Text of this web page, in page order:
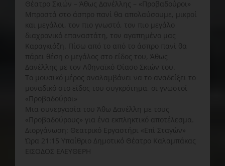
Θέατρο Σκιών – Άθως Δανέλλης – «Προβαδούροι»
Μπροστά στο άσπρο πανί θα απολαύσουμε, μικροί
και μεγάλοι, τον πιο γνωστό, τον πιο μεγάλο
διαχρονικό επαναστάτη, τον αγαπημένο μας
Καραγκιόζη. Πίσω από το από το άσπρο πανί θα
πάρει θέση ο μεγάλος στο είδος του, Άθως
Δανέλλης με τον Αθηναϊκό Θίασο Σκιών του.
Το μουσικό μέρος αναλαμβάνει να το αναδείξει το
μοναδικό στο είδος του συγκρότημα, οι γνωστοί
«Προβαδούροι»
Μια συνεργασία του Άθω Δανέλλη με τους
«Προβαδούρους» για ένα εκπληκτικό αποτέλεσμα.
Διοργάνωση: Θεατρικό Εργαστήρι «Επί Σταγών»
Ώρα 21:15 Υπαίθριο Δημοτικό Θέατρο Καλαμπάκας
ΕΙΣΟΔΟΣ ΕΛΕΥΘΕΡΗ